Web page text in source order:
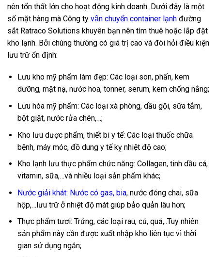
nên tổn thất lớn cho hoạt động kinh doanh. Dưới đây là một
số mặt hàng mà Công ty vận chuyển container lạnh đường
sắt Ratraco Solutions khuyên bạn nên tìm thuê hoặc lắp đặt
kho lạnh. Bởi chúng thường có giá trị cao và đòi hỏi điều kiện
lưu trữ ổn định:
Lưu kho mỹ phẩm làm đẹp: Các loại son, phấn, kem
dưỡng, mặt nạ, nước hoa, tonner, serum, kem chống nắng;
Lưu hóa mỹ phẩm: Các loại xà phòng, dầu gội, sữa tắm,
bột giặt, nước rửa chén,…;
Kho lưu dược phẩm, thiết bi y tế: Các loại thuốc chữa
bệnh, máy móc, đồ dung y tế kỵ nhiệt độ cao;
Kho lạnh lưu thực phẩm chức năng: Collagen, tinh dầu cá,
vitamin, sữa,…và nhiều loại sản phẩm khác;
Nước giải khát: Nước có gas, bia, nước đóng chai, sữa
hộp,…lưu trữ ở nhiệt độ mát giúp bảo quản lâu hơn;
Thực phẩm tươi: Trứng, các loại rau, củ, quả,..Tuy nhiên
sản phẩm này cần được xuất nhập kho liên tục vì thời
gian sử dụng ngắn;